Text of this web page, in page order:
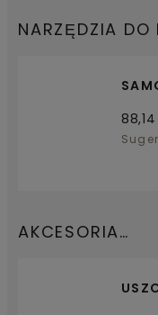
NARZĘDZIA DO
88,14
AKCESORIA